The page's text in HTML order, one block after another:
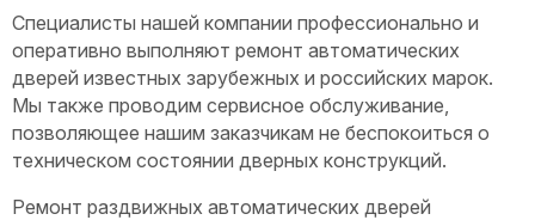
Специалисты нашей компании профессионально и
оперативно выполняют ремонт автоматических
дверей известных зарубежных и российских марок.
Мы также проводим сервисное обслуживание,
позволяющее нашим заказчикам не беспокоиться о
техническом состоянии дверных конструкций.
Ремонт раздвижных автоматических дверей